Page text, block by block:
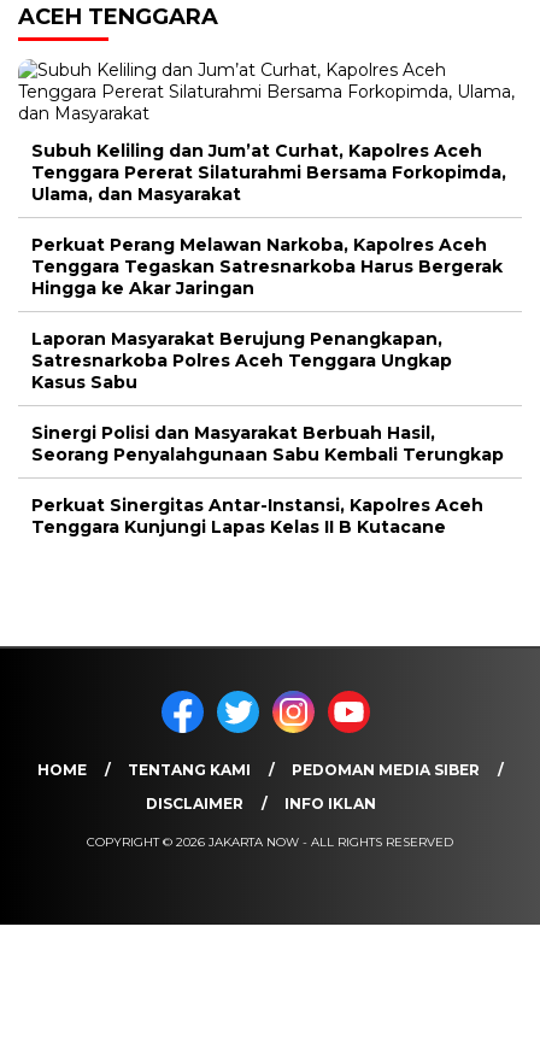
ACEH TENGGARA
Subuh Keliling dan Jum’at Curhat, Kapolres Aceh
Tenggara Pererat Silaturahmi Bersama Forkopimda,
Ulama, dan Masyarakat
Perkuat Perang Melawan Narkoba, Kapolres Aceh
Tenggara Tegaskan Satresnarkoba Harus Bergerak
Hingga ke Akar Jaringan
Laporan Masyarakat Berujung Penangkapan,
Satresnarkoba Polres Aceh Tenggara Ungkap
Kasus Sabu
Sinergi Polisi dan Masyarakat Berbuah Hasil,
Seorang Penyalahgunaan Sabu Kembali Terungkap
Perkuat Sinergitas Antar-Instansi, Kapolres Aceh
Tenggara Kunjungi Lapas Kelas II B Kutacane
HOME TENTANG KAMI
PEDOMAN MEDIA SIBER
DISCLAIMER
INFO IKLAN
COPYRIGHT © 2026 JAKARTA NOW - ALL RIGHTS RESERVED